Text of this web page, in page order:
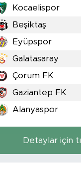
Kocaelispor
Beşiktaş
Eyüpspor
Galatasaray
Çorum FK
Gaziantep FK
Alanyaspor
Detaylar için